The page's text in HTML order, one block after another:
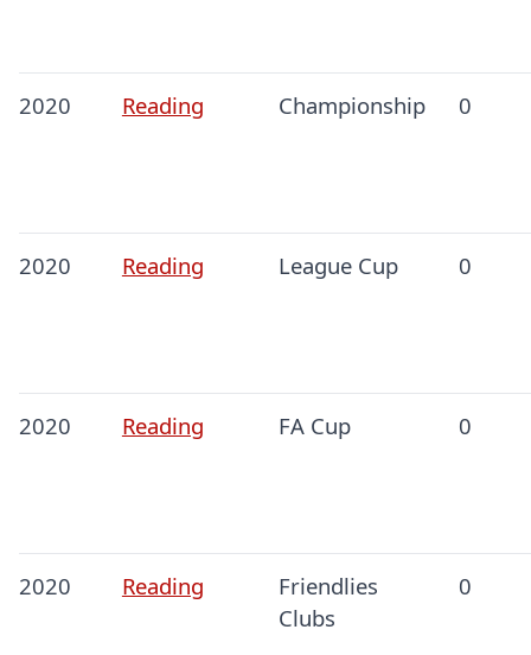
2020 Reading Championship 0
2020 Reading League Cup 0
2020 Reading FA Cup 0
2020 Reading
Friendlies
Clubs
0